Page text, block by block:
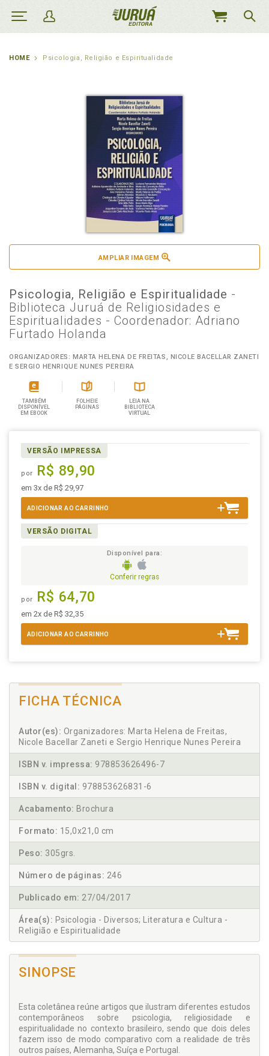
MEU
HOME Psicologia, Religião e Espiritualidade
AMPLIAR IMAGEM
Psicologia, Religião e Espiritualidade -
Biblioteca Juruá de Religiosidades e
Espiritualidades - Coordenador: Adriano
Furtado Holanda
ORGANIZADORES: MARTA HELENA DE FREITAS, NICOLE BACELLAR ZANETI
E SERGIO HENRIQUE NUNES PEREIRA
TAMBÉM
DISPONÍVEL
EM EBOOK
FOLHEIE
PÁGINAS
LEIA NA
BIBLIOTECA
VIRTUAL
VERSÃO IMPRESSA
por R$ 89,90
em 3x de R$ 29,97
ADICIONAR AO CARRINHO
VERSÃO DIGITAL
Disponível para:
Conferir regras
por R$ 64,70
em 2x de R$ 32,35
ADICIONAR AO CARRINHO
FICHA TÉCNICA
Autor(es): Organizadores: Marta Helena de Freitas,
Nicole Bacellar Zaneti e Sergio Henrique Nunes Pereira
ISBN v. impressa: 978853626496-7
ISBN v. digital: 978853626831-6
Acabamento: Brochura
Formato: 15,0x21,0 cm
Peso: 305grs.
Número de páginas: 246
Publicado em: 27/04/2017
Área(s): Psicologia - Diversos; Literatura e Cultura -
Religião e Espiritualidade
SINOPSE
Esta coletânea reúne artigos que ilustram diferentes estudos
contemporâneos sobre psicologia, religiosidade e
espiritualidade no contexto brasileiro, sendo que dois deles
fazem isso de modo comparativo com a realidade de três
outros países, Alemanha, Suíça e Portugal.